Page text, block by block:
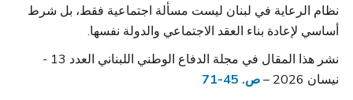
نظام الرعاية في لبنان ليست مسألة اجتماعية فقط، بل شرط
أساسي لإعادة بناء العقد الاجتماعي والدولة نفسها.
نشر هذا المقال في مجلة الدفاع الوطني اللبناني العدد 13 -
نيسان 2026 –
ص. 45-71